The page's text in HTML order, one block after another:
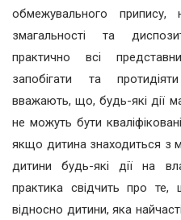
обмежувального припису,
змагальності та
практично всі
запобігати та
вважають, що, будь-які дії
не можуть бути
якщо дитина знаходиться з
дитини будь-які дії на
практика свідчить про те,
відносно дитини, яка